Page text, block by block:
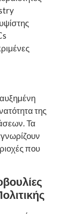
της
Τα
που